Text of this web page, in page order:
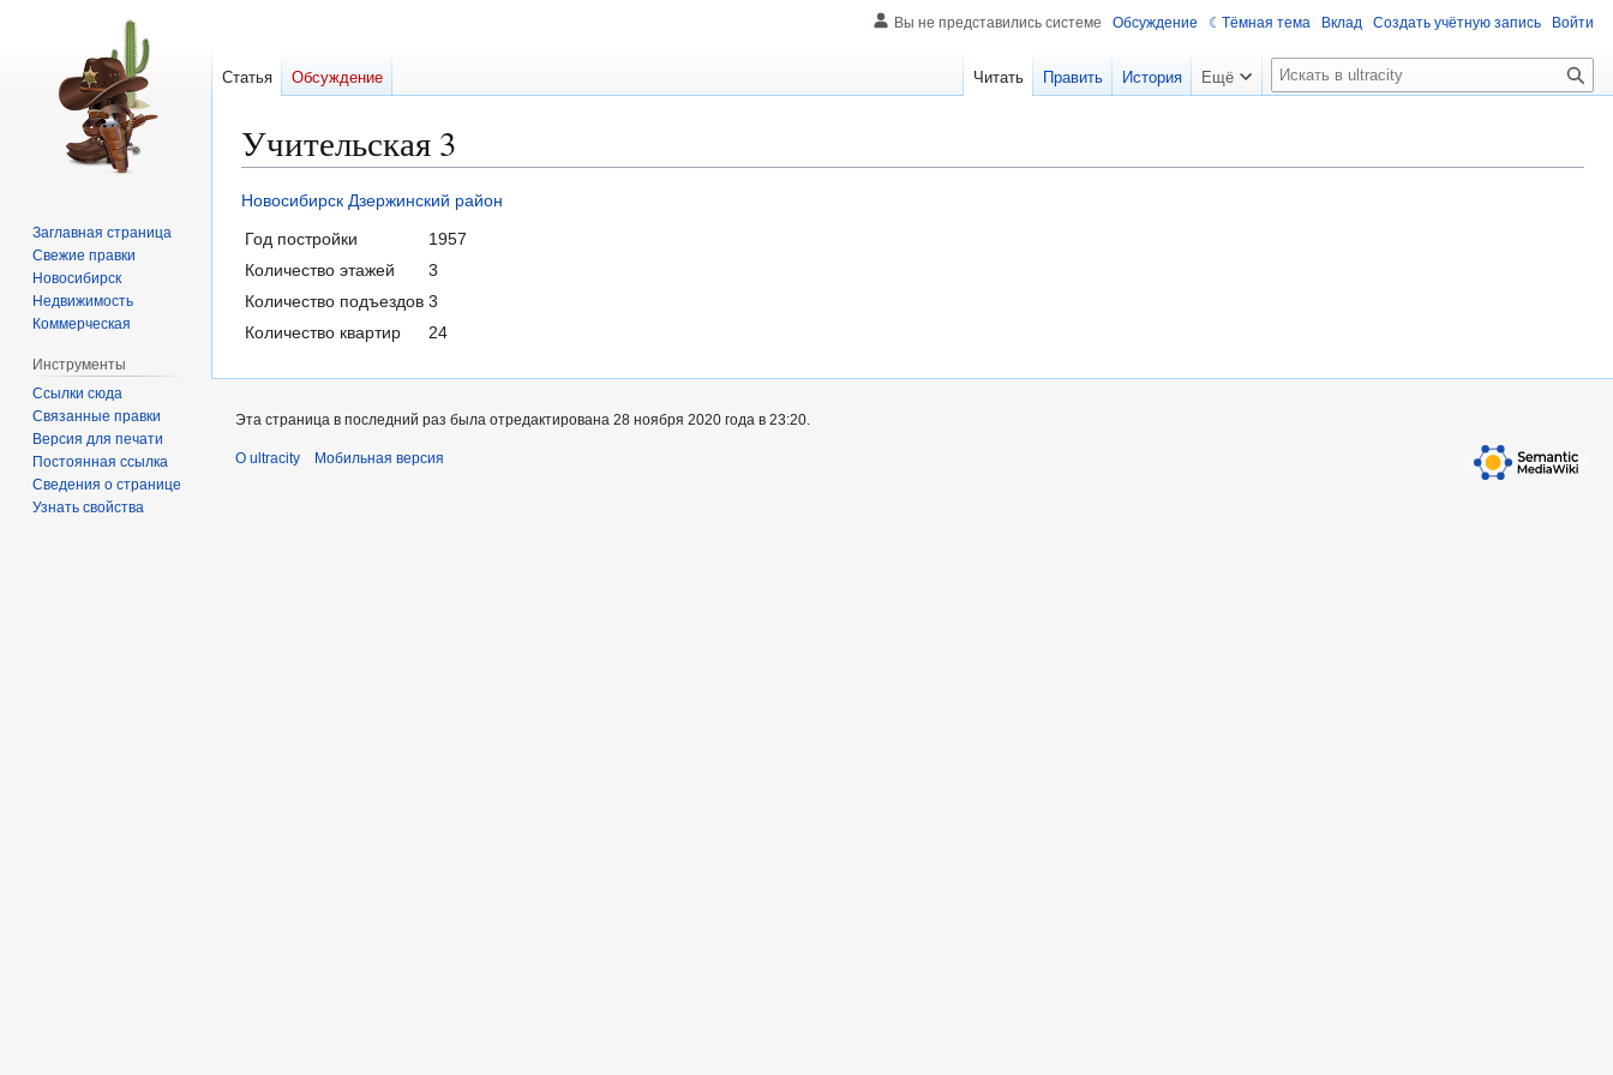
Учительская 3
Перейти
навигации
Перейти
поиску
Новосибирск Дзержинский район
Год постройки
1957
Количество этажей
3
Количество подъездов 3
Количество квартир
24
Вы не представились системе Обсуждение Тёмная тема Вклад Создать учётную запись Войти
Статья Обсуждение Читать Править История Ещё
П
о
к
Заглавная страница
Свежие правки
Новосибирск
Недвижимость
Коммерческая
Инструменты
Ссылки сюда
Связанные правки
Версия для печати
Постоянная ссылка
Сведения о странице
Узнать свойства
Эта страница в последний раз была отредактирована 28 ноября 2020 года в 23:20.
О ultracity Мобильная версия